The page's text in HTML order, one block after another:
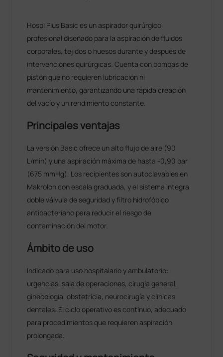
Hospi Plus Basic es un aspirador quirúrgico
profesional diseñado para la aspiración de fluidos
corporales, tejidos o huesos durante y después de
intervenciones quirúrgicas. Cuenta con bombas de
pistón que no requieren lubricación ni
mantenimiento, garantizando una rápida creación
del vacío y un rendimiento constante.
Principales ventajas
La versión Basic ofrece un alto flujo de aire (90
L/min) y una aspiración máxima de hasta -0,90 bar
(675 mmHg). Los recipientes son autoclavables en
Makrolon con escala graduada, y el sistema integra
doble válvula de seguridad y filtro hidrofóbico
antibacteriano para reducir el riesgo de
contaminación del motor.
Ámbito de uso
Indicado para uso hospitalario y ambulatorio:
urgencias, sala de operaciones, cirugía general,
ginecología, obstetricia, neurocirugía y clínicas
dentales. El ciclo operativo es continuo, adecuado
para procedimientos que requieren aspiración
prolongada.